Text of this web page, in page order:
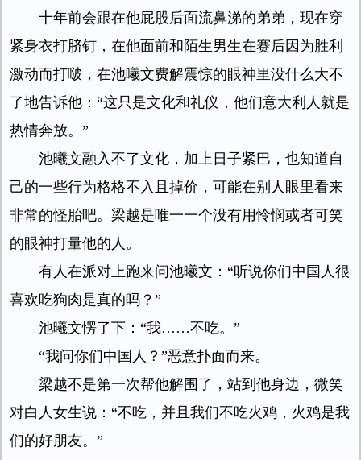
十年前会跟在他屁股后面流鼻涕的弟弟，现在穿
紧身衣打脐钉，在他面前和陌生男生在赛后因为胜利
激动而打啵，在池曦文费解震惊的眼神里没什么大不
了地告诉他：“这只是文化和礼仪，他们意大利人就是
热情奔放。”
池曦文融入不了文化，加上日子紧巴，也知道自
己的一些行为格格不入且掉价，可能在别人眼里看来
非常的怪胎吧。梁越是唯一一个没有用怜悯或者可笑
的眼神打量他的人。
有人在派对上跑来问池曦文：“听说你们中国人很
喜欢吃狗肉是真的吗？”
池曦文愣了下：“我……不吃。”
“我问你们中国人？”恶意扑面而来。
梁越不是第一次帮他解围了，站到他身边，微笑
对白人女生说：“不吃，并且我们不吃火鸡，火鸡是我
们的好朋友。”